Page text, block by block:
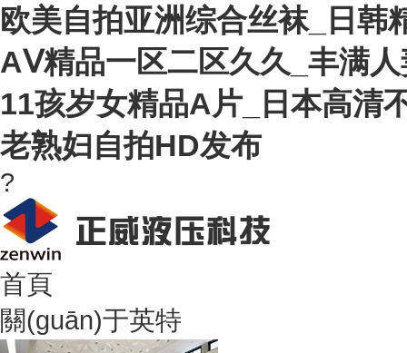
欧美自拍亚洲综合丝袜_日韩
AⅤ精品一区二区久久_丰满
11孩岁女精品A片_日本高清
老熟妇自拍HD发布
?
首頁
關(guān)于英特